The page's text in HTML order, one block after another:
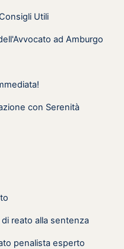
Utili
ad Amburgo
con Serenità
reato alla sentenza
penalista esperto